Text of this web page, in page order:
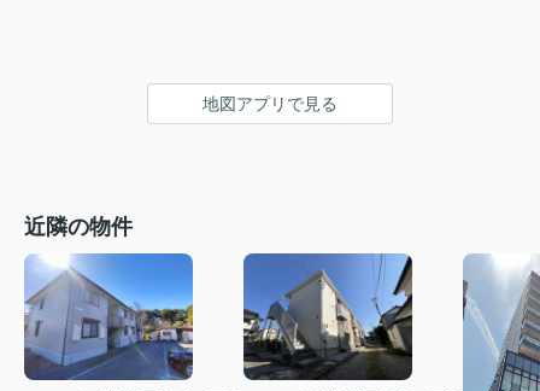
地図アプリで見る
近隣の物件